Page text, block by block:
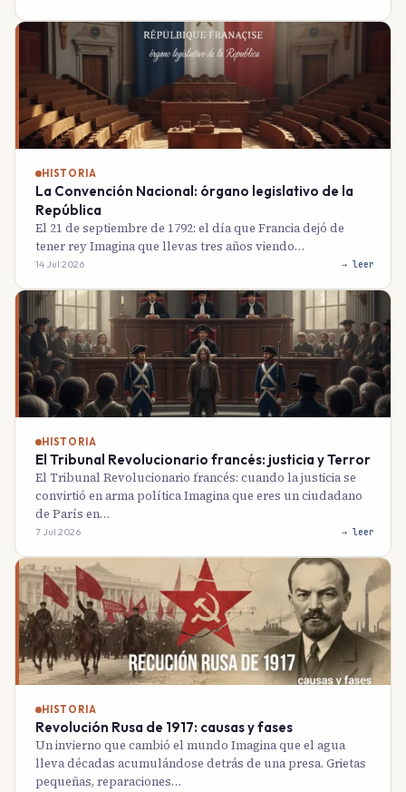
HISTORIA
La Convención Nacional: órgano legislativo de la
República
El 21 de septiembre de 1792: el día que Francia dejó de
tener rey Imagina que llevas tres años viendo…
14 Jul 2026 → leer
HISTORIA
El Tribunal Revolucionario francés: justicia y Terror
El Tribunal Revolucionario francés: cuando la justicia se
convirtió en arma política Imagina que eres un ciudadano
de París en…
7 Jul 2026 → leer
HISTORIA
Revolución Rusa de 1917: causas y fases
Un invierno que cambió el mundo Imagina que el agua
lleva décadas acumulándose detrás de una presa. Grietas
pequeñas, reparaciones…